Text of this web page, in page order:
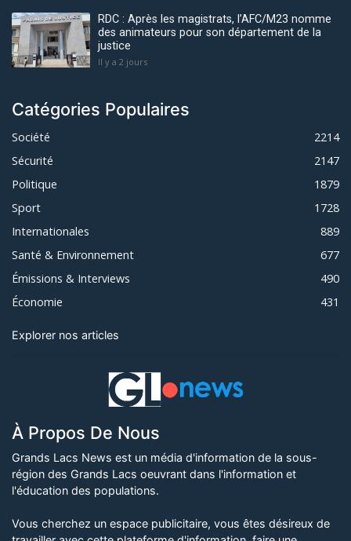
RDC : Après les magistrats, l’AFC/M23 nomme
des animateurs pour son département de la
justice
Il y a 2 jours
Catégories Populaires
Société
2214
Sécurité
2147
Politique
1879
Sport
1728
Internationales
889
Santé & Environnement
677
Émissions & Interviews
490
Économie
431
Explorer nos articles
À Propos De Nous
Grands Lacs News est un média d'information de la sous-
région des Grands Lacs oeuvrant dans l'information et
l'éducation des populations.
Vous cherchez un espace publicitaire, vous êtes désireux de